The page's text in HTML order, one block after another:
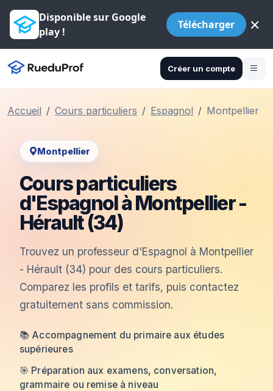
Disponible sur Google
play !
Télécharger ×
Créer un compte
Accueil Cours particuliers Espagnol Montpellier
Montpellier
Cours particuliers
d'Espagnol à Montpellier -
Hérault (34)
Trouvez un professeur d'Espagnol à Montpellier
- Hérault (34) pour des cours particuliers.
Comparez les profils et tarifs, puis contactez
gratuitement sans commission.
📚 Accompagnement du primaire aux études
supérieures
🎯 Préparation aux examens, conversation,
grammaire ou remise à niveau